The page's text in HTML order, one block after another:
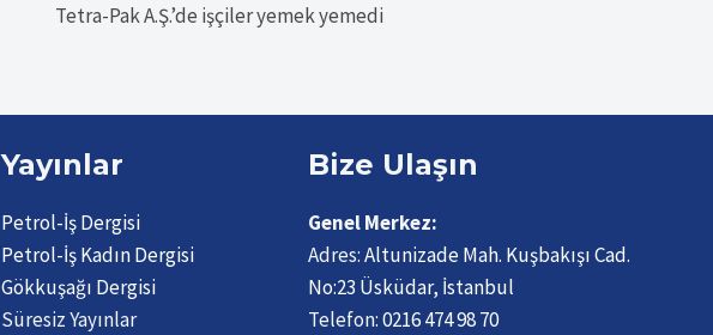
Tetra-Pak A.Ş.’de işçiler yemek yemedi
Yayınlar
Petrol-İş Dergisi
Petrol-İş Kadın Dergisi
Gökkuşağı Dergisi
Süresiz Yayınlar
Bize Ulaşın
Genel Merkez:
Adres:Altunizade Mah. Kuşbakışı Cad.
No:23 Üsküdar, İstanbul
Telefon:0216 474 98 70